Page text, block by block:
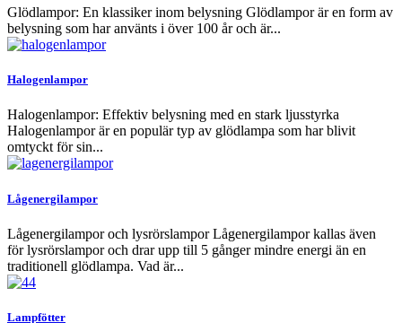
Glödlampor: En klassiker inom belysning Glödlampor är en form av
belysning som har använts i över 100 år och är...
Halogenlampor
Halogenlampor: Effektiv belysning med en stark ljusstyrka
Halogenlampor är en populär typ av glödlampa som har blivit
omtyckt för sin...
Lågenergilampor
Lågenergilampor och lysrörslampor Lågenergilampor kallas även
för lysrörslampor och drar upp till 5 gånger mindre energi än en
traditionell glödlampa. Vad är...
Lampfötter